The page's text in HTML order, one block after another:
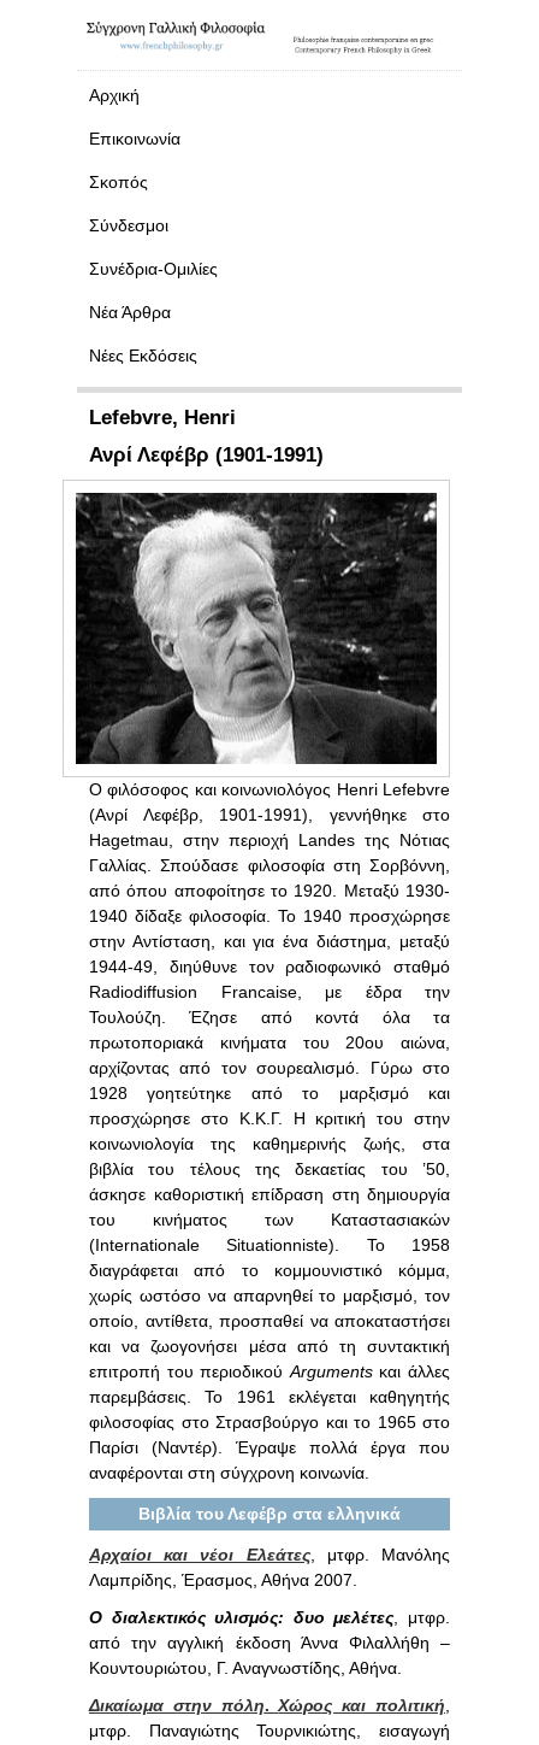
Αρχική
Επικοινωνία
Σκοπός
Σύνδεσμοι
Συνέδρια-Ομιλίες
Νέα Άρθρα
Νέες Εκδόσεις
Lefebvre, Henri
Ανρί Λεφέβρ (1901-1991)
Ο φιλόσοφος και κοινωνιολόγος Henri Lefebvre
(Ανρί Λεφέβρ, 1901-1991), γεννήθηκε στο
Hagetmau, στην περιοχή Landes της Νότιας
Γαλλίας. Σπούδασε φιλοσοφία στη Σορβόννη,
από όπου αποφοίτησε το 1920. Μεταξύ 1930-
1940 δίδαξε φιλοσοφία. Το 1940 προσχώρησε
στην Αντίσταση, και για ένα διάστημα, μεταξύ
1944-49, διηύθυνε τον ραδιοφωνικό σταθμό
Radiodiffusion Francaise, με έδρα την
Τουλούζη. Έζησε από κοντά όλα τα
πρωτοποριακά κινήματα του 20ου αιώνα,
αρχίζοντας από τον σουρεαλισμό. Γύρω στο
1928 γοητεύτηκε από το μαρξισμό και
προσχώρησε στο Κ.Κ.Γ. Η κριτική του στην
κοινωνιολογία της καθημερινής ζωής, στα
βιβλία του τέλους της δεκαετίας του ’50,
άσκησε καθοριστική επίδραση στη δημιουργία
του κινήματος των Καταστασιακών
(Internationale Situationniste). Το 1958
διαγράφεται από το κομμουνιστικό κόμμα,
χωρίς ωστόσο να απαρνηθεί το μαρξισμό, τον
οποίο, αντίθετα, προσπαθεί να αποκαταστήσει
και να ζωογονήσει μέσα από τη συντακτική
επιτροπή του περιοδικού Argumentsκαι άλλες
παρεμβάσεις. Το 1961 εκλέγεται καθηγητής
φιλοσοφίας στο Στρασβούργο και το 1965 στο
Παρίσι (Ναντέρ). Έγραψε πολλά έργα που
αναφέρονται στη σύγχρονη κοινωνία.
Βιβλία του Λεφέβρ στα ελληνικά
Αρχαίοι και νέοι Ελεάτες, μτφρ. Μανόλης
Λαμπρίδης, Έρασμος, Αθήνα 2007.
Ο διαλεκτικός υλισμός: δυο μελέτες, μτφρ.
από την αγγλική έκδοση Άννα Φιλαλλήθη –
Κουντουριώτου, Γ. Αναγνωστίδης, Αθήνα.
Δικαίωμα στην πόλη.Χώρος και πολιτική
μτφρ. Παναγιώτης Τουρνικιώτης, εισαγωγή